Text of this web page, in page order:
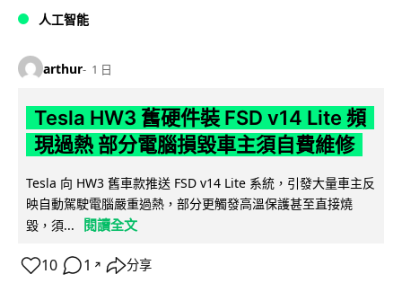
人工智能
arthur 1 日
Tesla HW3 舊硬件裝 FSD v14 Lite 頻
現過熱 部分電腦損毀車主須自費維修
Tesla 向 HW3 舊車款推送 FSD v14 Lite 系統，引發大量車主反
映自動駕駛電腦嚴重過熱，部分更觸發高溫保護甚至直接燒
毀，須...
閱讀全文
10 1 ↗ 分享